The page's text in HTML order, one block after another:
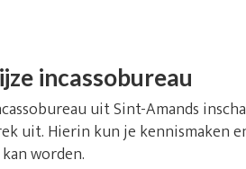
incassobureau
uit Sint-Amands
uit. Hierin kun je kennismaken
worden.